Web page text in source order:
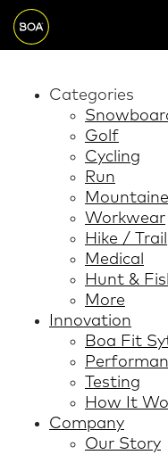
Skip to main content
Categories
Golf
Cycling
Run
Workwear
Hike / Trail
Medical
Hunt &
More
Innovation
Boa Fit
Testing
How It
Company
Our Story